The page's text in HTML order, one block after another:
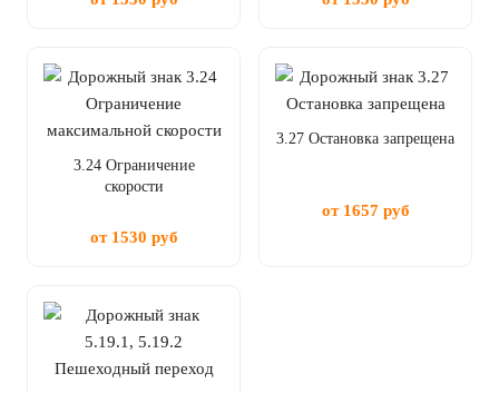
3.24 Ограничение
скорости
от 1530 руб
3.27 Остановка запрещена
от 1657 руб